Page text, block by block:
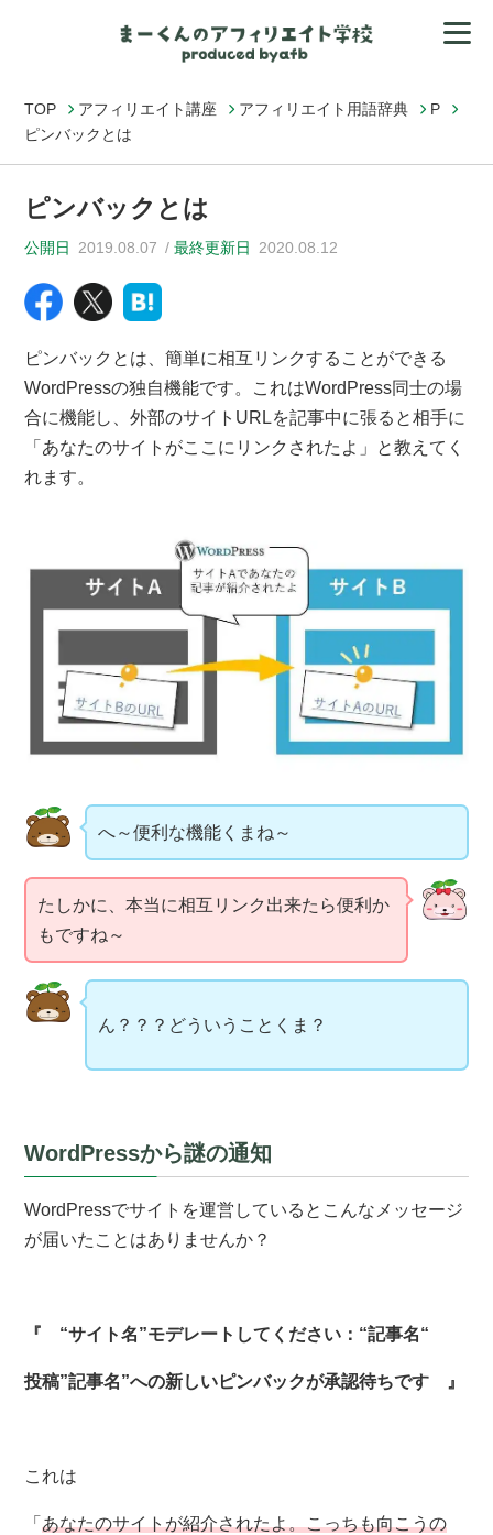
TOP アフィリエイト講座 アフィリエイト用語辞典
P
ピンバックとは
ピンバックとは
公開日 2019.08.07 最終更新日 2020.08.12
ピンバックとは、簡単に相互リンクすることができる
WordPressの独自機能です。これはWordPress同士の場
合に機能し、外部のサイトURLを記事中に張ると相手に
「あなたのサイトがここにリンクされたよ」と教えてく
れます。
へ～便利な機能くまね～
たしかに、本当に相互リンク出来たら便利か
もですね～
ん？？？どういうことくま？
WordPressから謎の通知
WordPressでサイトを運営しているとこんなメッセージ
が届いたことはありませんか？
『 “サイト名”モデレートしてください：“記事名“
投稿”記事名”への新しいピンバックが承認待ちです 』
これは
「あなたのサイトが紹介されたよ。こっちも向こうの